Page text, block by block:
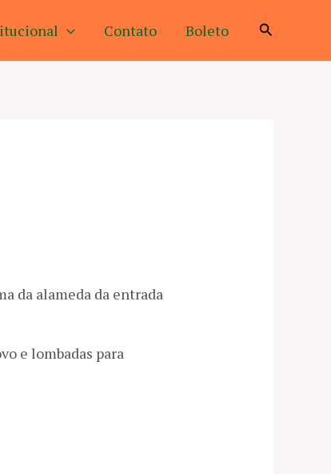
Contato Boleto Pesquisar
da alameda da entrada
e lombadas para